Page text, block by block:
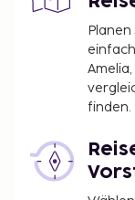
Planen
finden.